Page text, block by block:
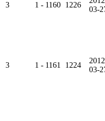
3 1 - 1160 1226
03-
3 1 - 1161 1224
03-